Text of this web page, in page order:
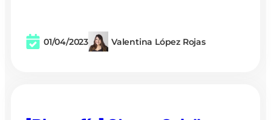
01/04/2023 Valentina López Rojas